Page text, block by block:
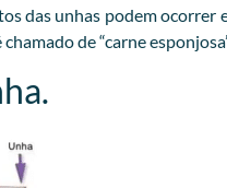
das unhas podem
de “carne